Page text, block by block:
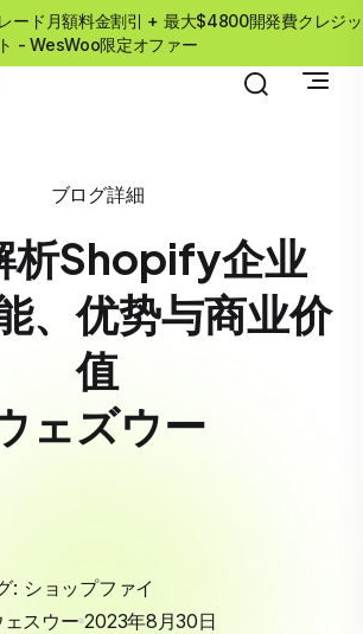
ード月額料金割引 + 最大$4800開発費クレジッ
ト - WesWoo限定オファー
ブログ詳細
析Shopify企业
、优势与商业价
值
ェズウー
: ショップファイ
スウー 2023年8月30日